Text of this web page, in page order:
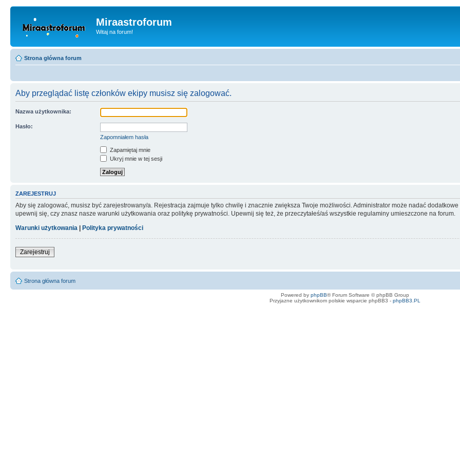
Miraastroforum
Witaj na forum!
Strona główna forum
Aby przeglądać listę członków ekipy musisz się zalogować.
Nazwa użytkownika:
Hasło:
Zapomniałem hasła
Zapamiętaj mnie
Ukryj mnie w tej sesji
ZAREJESTRUJ
Aby się zalogować, musisz być zarejestrowany/a. Rejestracja zajmuje tylko chwilę i znacznie zwiększa Twoje możliwości. Administrator może nadać
upewnij się, czy znasz nasze warunki użytkowania oraz politykę prywatności. Upewnij się też, że przeczytałeś/aś wszystkie regulaminy umieszczone na forum.
Warunki użytkowania
Polityka prywatności
Zarejestruj
Strona główna forum
Powered by phpBB® Forum Software © phpBB Group
Przyjazne użytkownikom polskie wsparcie phpBB3 - phpBB3.PL